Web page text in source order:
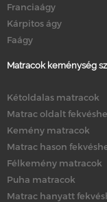
Franciaágy
Kárpitos ágy
Faágy
Matracok keménység
Kétoldalas matracok
Matrac oldalt
Kemény matracok
Matrac hason
Félkemény matracok
Puha matracok
Matrac hanyatt